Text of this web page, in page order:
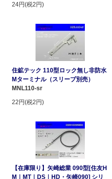
24円(税2円)
住鉱テック 110型ロック無し非防水
Mターミナル（スリーブ別売）
MNL110-sr
22円(税2円)
【在庫限り】矢崎総業 090型[住友H
M｜MT｜DS｜HD・矢崎090] シリ